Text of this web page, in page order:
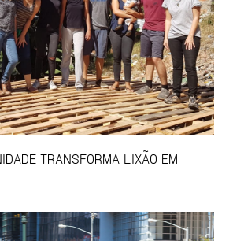
TRANSFORMA LIXÃO EM